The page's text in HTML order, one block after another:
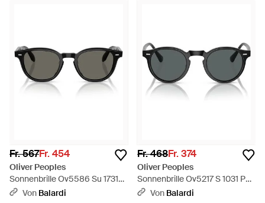
Fr. 567Fr. 454
Oliver Peoples
Sonnenbrille Ov5586 Su 1731
R5 N.09 Sun Black/Charcoal
Von Balardi
Fr. 468Fr. 374
Oliver Peoples
Sonnenbrille Ov5217 S 1031 P2
Gregory Peck Schwarz
Von Balardi